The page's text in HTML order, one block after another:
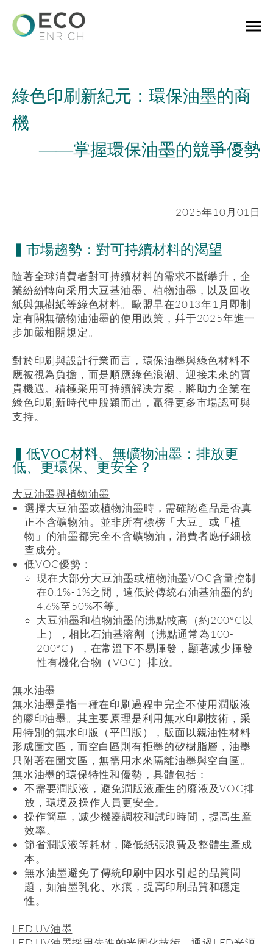
綠色印刷新紀元：環保油墨的商
機
——掌握環保油墨的競爭優勢
2025年10月01日
▍市場趨勢：對可持續材料的渴望
隨著全球消費者對可持續材料的需求不斷攀升，企
業紛紛轉向采用大豆基油墨、植物油墨，以及回收
紙與無樹紙等綠色材料。歐盟早在2013年1 月即制
定有關無礦物油油墨的使用政策，幷于2025年進一
步加嚴相關規定。
對於印刷與設計行業而言，環保油墨與綠色材料不
應被視為負擔，而是順應綠色浪潮、迎接未來的寶
貴機遇。積極采用可持續解决方案，將助力企業在
綠色印刷新時代中脫穎而出，贏得更多市場認可與
支持。
▍低VOC材料、無礦物油墨：排放更
低、更環保、更安全？
大豆油墨與植物油墨
選擇大豆油墨或植物油墨時，需確認產品是否真
正不含礦物油。並非所有標榜「大豆」或「植
物」的油墨都完全不含礦物油，消費者應仔細檢
查成分。
低VOC優勢：
現在大部分大豆油墨或植物油墨VOC含量控制
在0.1%-1%之間，遠低於傳統石油基油墨的約
4.6%至50%不等。
大豆油墨和植物油墨的沸點較高（約200°C以
上），相比石油基溶劑（沸點通常為100-
200°C），在常溫下不易揮發，顯著减少揮發
性有機化合物（VOC）排放。
無水油墨
無水油墨是指一種在印刷過程中完全不使用潤版液
的膠印油墨。其主要原理是利用無水印刷技術，采
用特別的無水印版（平凹版），版面以親油性材料
形成圖文區，而空白區則有拒墨的矽樹脂層，油墨
只附著在圖文區，無需用水來隔離油墨與空白區。
無水油墨的環保特性和優勢，具體包括：
不需要潤版液，避免潤版液產生的廢液及VOC排
放，環境及操作人員更安全。
操作簡單，减少機器調校和試印時間，提高生産
效率。
節省潤版液等耗材，降低紙張浪費及整體生產成
本。
無水油墨避免了傳統印刷中因水引起的品質問
題，如油墨乳化、水痕，提高印刷品質和穩定
性。
LED UV油墨